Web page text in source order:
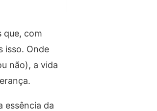
que, com
isso. Onde
não), a vida
essência da